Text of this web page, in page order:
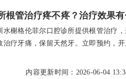
榭格伦菲尔口腔诊所提供根管治疗
疗牙痛，保留天然牙。立即预约，
内容更新时间：2026-06-04